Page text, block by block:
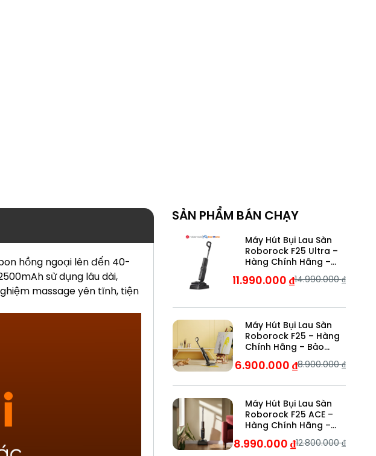
hồng ngoại lên đến 40-
sử dụng lâu dài,
massage yên tĩnh, tiện
SẢN PHẨM BÁN CHẠY
Máy Hút Bụi Lau Sàn
Roborock F25 Ultra –
Hàng Chính Hãng –
Bảo Hành 24 Tháng
14.990.000₫
11.990.000 ₫
Máy Hút Bụi Lau Sàn
Roborock F25 – Hàng
Chính Hãng – Bảo
Hành 24 Tháng
8.900.000₫
6.900.000 ₫
Máy Hút Bụi Lau Sàn
Roborock F25 ACE –
Hàng Chính Hãng –
Bảo Hành 24 Tháng
12.800.000₫
8.990.000 ₫